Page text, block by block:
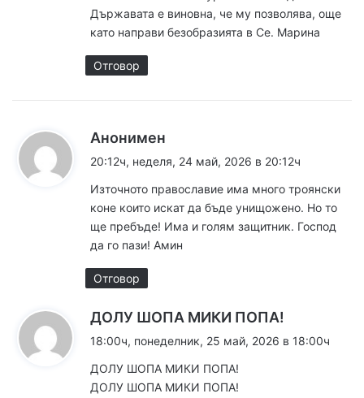
Държавата е виновна, че му позволява, още
като направи безобразията в Се. Марина
Отговор
Анонимен
а
:
20:12ч, неделя, 24 май, 2026 в 20:12ч
Източното православие има много троянски
коне които искат да бъде унищожено. Но то
ще пребъде! Има и голям защитник. Господ
да го пази! Амин
Отговор
ДОЛУ ШОПА МИКИ ПОПА!
18:00ч, понеделник, 25 май, 2026 в 18:00ч
ДОЛУ ШОПА МИКИ ПОПА!
ДОЛУ ШОПА МИКИ ПОПА!